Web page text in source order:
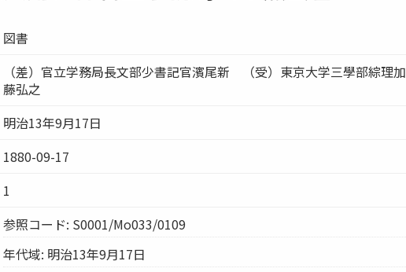
図書
（差）官立学務局長文部少書記官濱尾新 （受）東京大学三學部綜理加
藤弘之
明治13年9月17日
1880-09-17
1
参照コード: S0001/Mo033/0109
年代域: 明治13年9月17日